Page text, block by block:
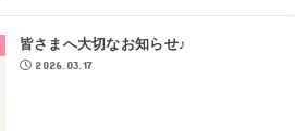
皆さまへ大切なお知らせ♪
2026.03.17